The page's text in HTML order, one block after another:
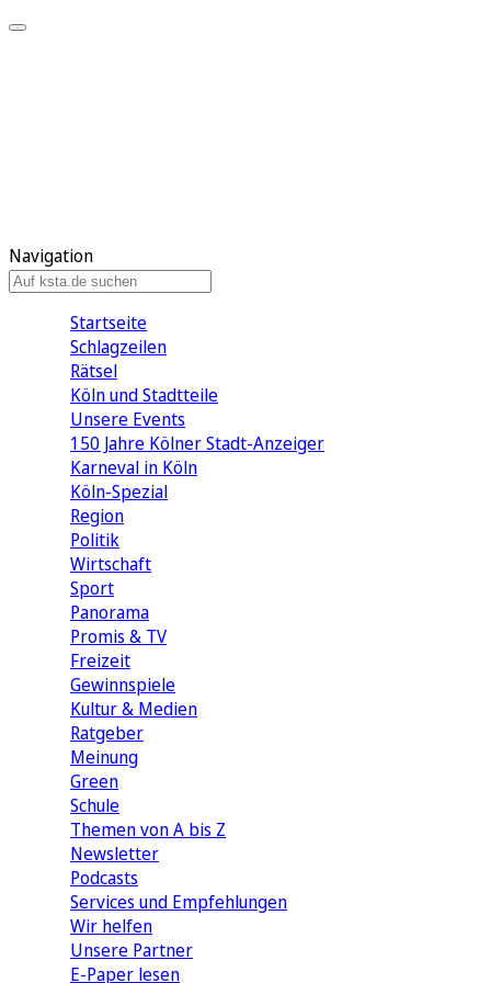
Navigation
Startseite
Schlagzeilen
Rätsel
Köln und Stadtteile
Unsere Events
150 Jahre Kölner Stadt-Anzeiger
Karneval in Köln
Köln-Spezial
Region
Politik
Wirtschaft
Sport
Panorama
Promis & TV
Freizeit
Gewinnspiele
Kultur & Medien
Ratgeber
Meinung
Green
Schule
Themen von A bis Z
Newsletter
Podcasts
Services und Empfehlungen
Wir helfen
Unsere Partner
E-Paper lesen